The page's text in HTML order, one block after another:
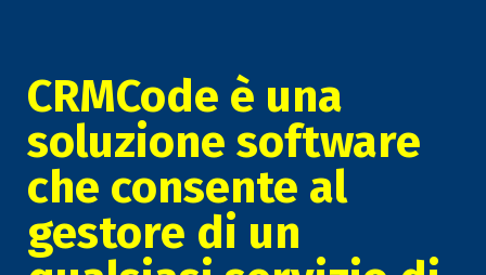
CRMCode è una
soluzione software
che consente al
gestore di un